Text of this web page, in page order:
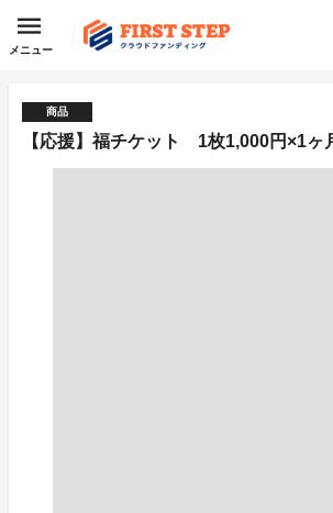
メニュー
商品
【応援】福チケット 1枚1,000円×1ヶ